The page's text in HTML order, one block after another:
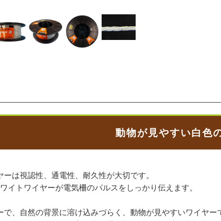
動物が見やすい白色
ーは視認性、通電性、耐久性が大切です。
イトワイヤーが電気柵のパルスをしっかり伝えます。
で、自然の背景に溶け込みづらく、動物が見やすいワイヤー